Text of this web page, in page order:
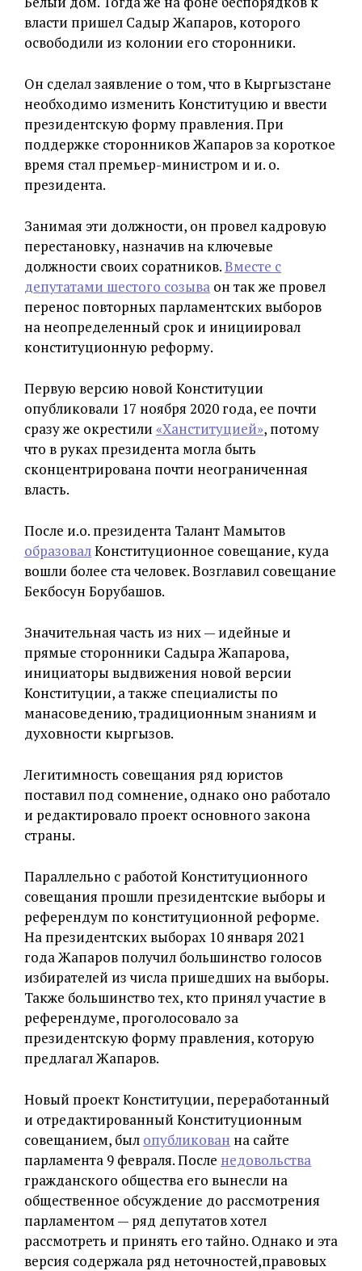
власти пришел Садыр Жапаров, которого
освободили из колонии его сторонники.
Он сделал заявление о том, что в Кыргызстане
необходимо изменить Конституцию и ввести
президентскую форму правления. При
поддержке сторонников Жапаров за короткое
время стал премьер-министром и и. о.
президента.
Занимая эти должности, он провел кадровую
перестановку, назначив на ключевые
должности своих соратников.Вместе с
депутатами шестого созыва он так же провел
перенос повторных парламентских выборов
на неопределенный срок и инициировал
конституционную реформу.
Первую версию новой Конституции
опубликовали 17 ноября 2020 года, ее почти
сразу же окрестили «Ханституцией», потому
что в руках президента могла быть
сконцентрирована почти неограниченная
власть.
После и.о. президента Талант Мамытов
образовалКонституционное совещание, куда
вошли более ста человек. Возглавил совещание
Бекбосун Борубашов.
Значительная часть из них — идейные и
прямые сторонники Садыра Жапарова,
инициаторы выдвижения новой версии
Конституции, а также специалисты по
манасоведению, традиционным знаниям и
духовности кыргызов.
Легитимность совещания ряд юристов
поставил под сомнение, однако оно работало
и редактировало проект основного закона
страны.
Параллельно с работой Конституционного
совещания прошли президентские выборы и
референдум по конституционной реформе.
На президентских выборах 10 января 2021
года Жапаров получил большинство голосов
избирателей из числа пришедших на выборы.
Также большинство тех, кто принял участие в
референдуме, проголосовало за
президентскую форму правления, которую
предлагал Жапаров.
Новый проект Конституции, переработанный
и отредактированный Конституционным
совещанием, был опубликован на сайте
парламента 9 февраля. После недовольства
гражданского общества его вынесли на
общественное обсуждение до рассмотрения
парламентом — ряд депутатов хотел
рассмотреть и принять его тайно. Однако и эта
версия содержала ряд неточностей,правовых